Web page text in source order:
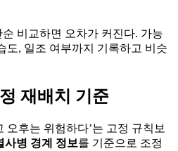
비교하면 오차가 커진다. 가능
도, 일조 여부까지 기록하고 비슷
재배치 기준
오후는 위험하다’는 고정 규칙보
사병 경계 정보를 기준으로 조정